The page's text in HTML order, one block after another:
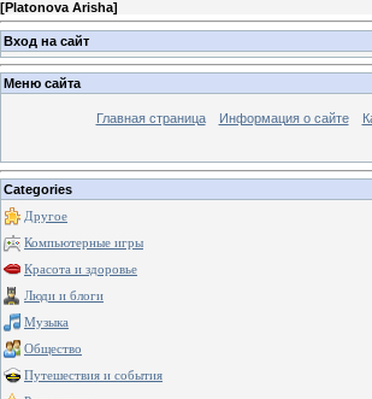
[Platonova Arisha]
Вход на сайт
Меню сайта
Главная страница Информация о сайте
Categories
Другое
Компьютерные игры
Красота и здоровье
Люди и блоги
Музыка
Общество
Путешествия и события